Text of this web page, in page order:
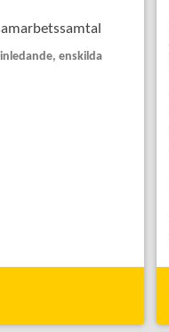
enskilda